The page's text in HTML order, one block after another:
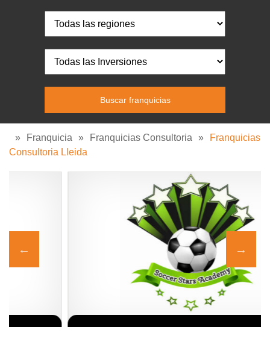
» Franquicia » Franquicias Consultoria »
Franquicias
Consultoria Lleida